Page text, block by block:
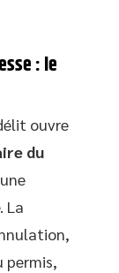
: le
ouvre
du
La
permis,